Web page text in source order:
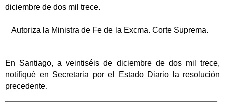
diciembre de dos mil trece.
Autoriza la Ministra de Fe de la Excma. Corte Suprema.
En Santiago, a veintiséis de diciembre de dos mil trece,
notifiqué en Secretaria por el Estado Diario la resolución
precedente.